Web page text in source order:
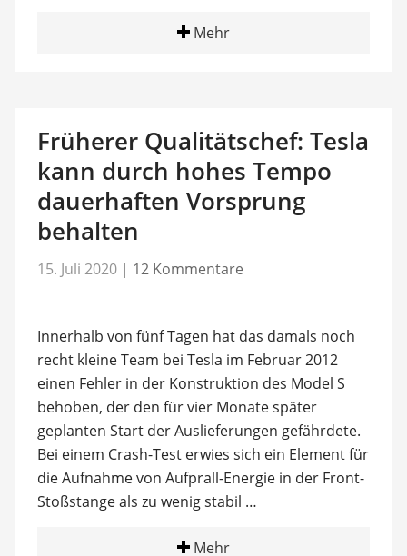
Mehr
Früherer Qualitätschef: Tesla
kann durch hohes Tempo
dauerhaften Vorsprung
behalten
15. Juli 2020 | 12 Kommentare
Innerhalb von fünf Tagen hat das damals noch
recht kleine Team bei Tesla im Februar 2012
einen Fehler in der Konstruktion des Model S
behoben, der den für vier Monate später
geplanten Start der Auslieferungen gefährdete.
Bei einem Crash-Test erwies sich ein Element für
die Aufnahme von Aufprall-Energie in der Front-
Stoßstange als zu wenig stabil …
Mehr